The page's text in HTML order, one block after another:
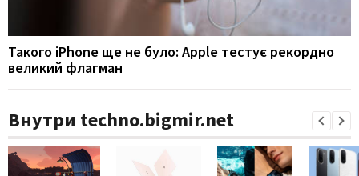
Такого iPhone ще не було: Apple тестує рекордно
великий флагман
Внутри techno.bigmir.net